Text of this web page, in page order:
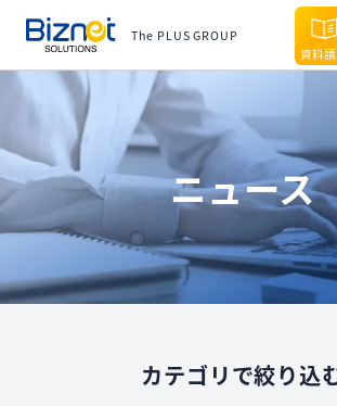
The PLUS GROUP
資料
ニュース
カテゴリで絞り込